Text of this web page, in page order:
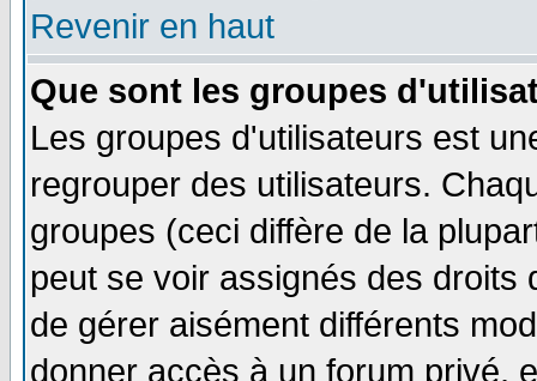
Revenir en haut
Que sont les groupes
Les groupes d'utilisateurs est
regrouper des utilisateurs.
groupes (ceci diffère de la
peut se voir assignés des
de gérer aisément différents
donner accès à un forum privé,